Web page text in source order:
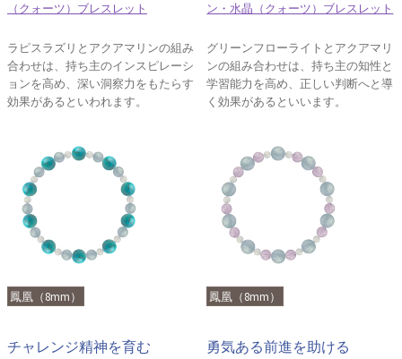
（クォーツ）ブレスレット
ラピスラズリとアクアマリンの組み
合わせは、持ち主のインスピレーシ
ョンを高め、深い洞察力をもたらす
効果があるといわれます。
ン・水晶（クォーツ）ブレスレット
グリーンフローライトとアクアマリ
ンの組み合わせは、持ち主の知性と
学習能力を高め、正しい判断へと導
く効果があるといいます。
鳳凰（8mm）
チャレンジ精神を育む
鳳凰（8mm）
勇気ある前進を助ける